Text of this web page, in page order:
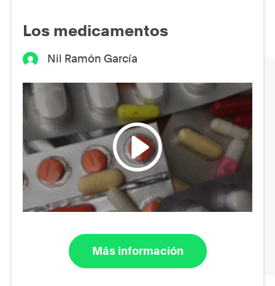
Los medicamentos
Nil Ramón García
Más información